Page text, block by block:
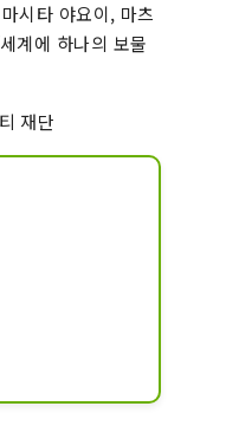
시타 야요이, 마츠
계에 하나의 보물
재단
으로 주목을 끌